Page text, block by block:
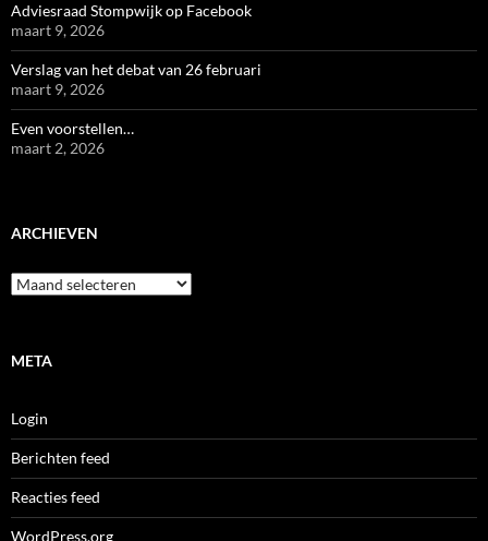
Adviesraad Stompwijk op Facebook
maart 9, 2026
Verslag van het debat van 26 februari
maart 9, 2026
Even voorstellen…
maart 2, 2026
ARCHIEVEN
Archieven
META
Login
Berichten feed
Reacties feed
WordPress.org